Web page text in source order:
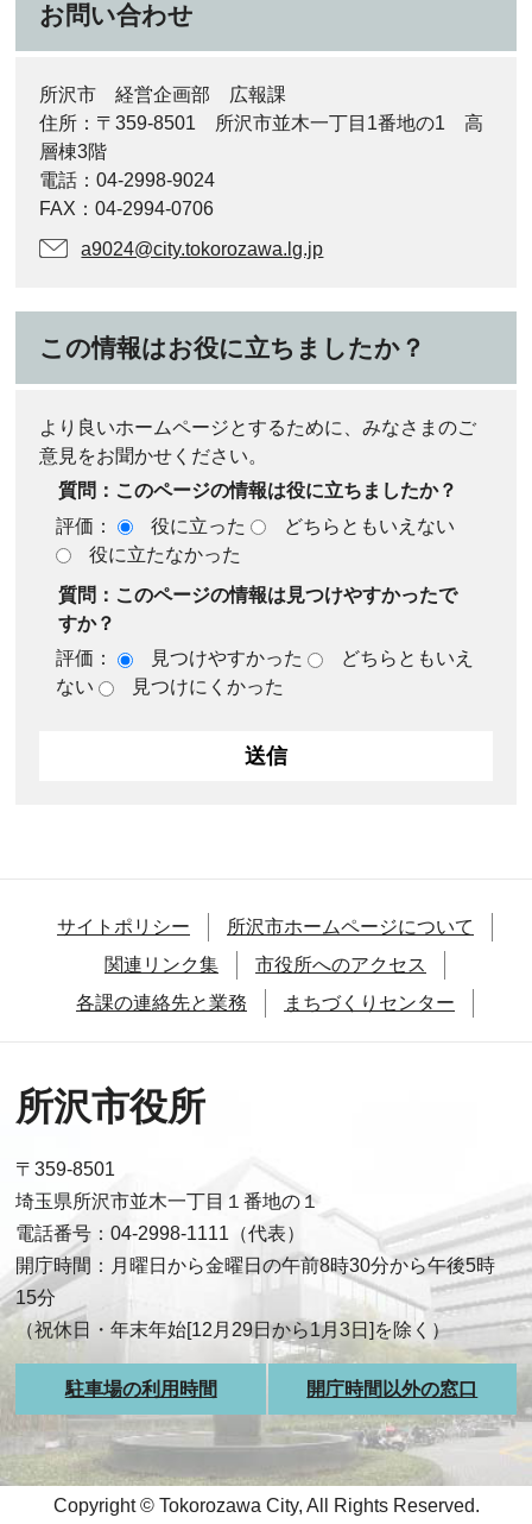
お問い合わせ
所沢市 経営企画部 広報課
住所：〒359-8501 所沢市並木一丁目1番地の1 高
層棟3階
電話：04-2998-9024
FAX：04-2994-0706
a9024@city.tokorozawa.lg.jp
この情報はお役に立ちましたか？
より良いホームページとするために、みなさまのご
意見をお聞かせください。
質問：このページの情報は役に立ちましたか？
評価：
役に立った
どちらともいえない
役に立たなかった
質問：このページの情報は見つけやすかったで
すか？
評価：
見つけやすかった
どちらともいえ
ない
見つけにくかった
サイトポリシー
所沢市ホームページについて
関連リンク集
市役所へのアクセス
各課の連絡先と業務
まちづくりセンター
所沢市役所
〒359-8501
埼玉県所沢市並木一丁目１番地の１
電話番号：04-2998-1111（代表）
開庁時間：月曜日から金曜日の午前8時30分から午後5時
15分
（祝休日・年末年始[12月29日から1月3日]を除く）
駐車場の利用時間 開庁時間以外の窓口
Copyright © Tokorozawa City, All Rights Reserved.